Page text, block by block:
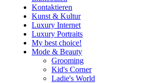
Kontaktieren
Kunst & Kultur
Luxury Internet
Luxury Portraits
My best choice!
Mode & Beauty
Grooming
Kid's Corner
Ladie's World